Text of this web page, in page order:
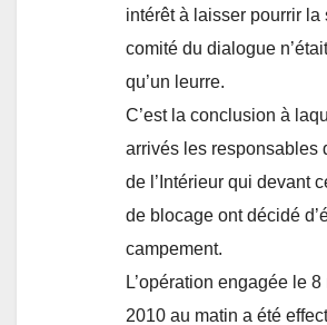
intérêt à laisser pourrir la
comité du dialogue
qu’un leurre.
C’est la conclusion à
arrivés les responsables
de l’Intérieur qui devant
de blocage ont décidé
campement.
L’opération engagée le
2010 au matin a été